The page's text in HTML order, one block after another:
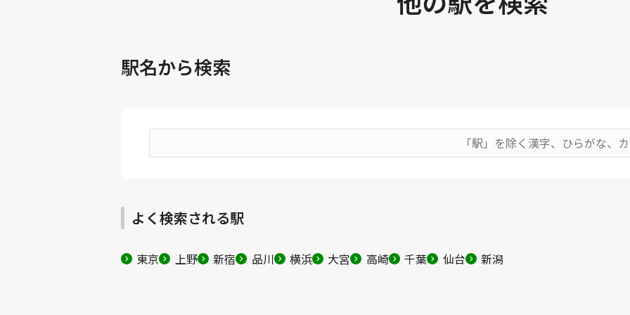
駅名から検索
よく検索される駅
東京 上野 新宿 品川 横浜 大宮 高崎 千葉 仙台 新潟